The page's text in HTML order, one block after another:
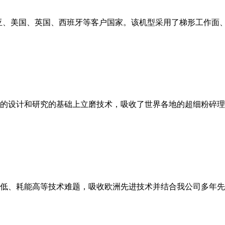
美国、英国、西班牙等客户国家。该机型采用了梯形工作
设计和研究的基础上立磨技术，吸收了世界各地的超细粉碎
、耗能高等技术难题，吸收欧洲先进技术并结合我公司多年